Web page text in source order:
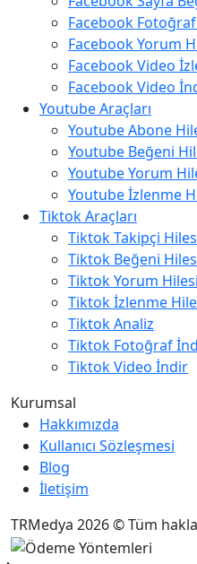
Facebook
Facebook Yorum
Facebook Video
Facebook Video
Youtube Araçları
Youtube Abone
Youtube Beğeni
Youtube Yorum
Youtube İzlenme
Tiktok Araçları
Tiktok Takipçi
Tiktok Beğeni
Tiktok Yorum Hilesi
Tiktok İzlenme
Tiktok Analiz
Tiktok Fotoğraf
Tiktok Video İndir
Kurumsal
Hakkımızda
Kullanıcı Sözleşmesi
Blog
İletişim
TRMedya 2026 © Tüm